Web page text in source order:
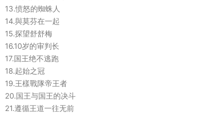
13.愤怒的蜘蛛人
14.與莫芬在一起
15.探望舒舒梅
16.10岁的审判长
17.国王绝不逃跑
18.起始之冠
19.王樣戰隊帝王者
20.国王与国王的决斗
21.遵循王道一往无前